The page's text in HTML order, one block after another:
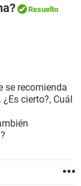
Resuelto
se recomienda
cierto?, Cuál